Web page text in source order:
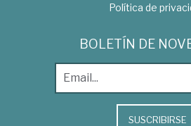
Política de
BOLETÍN DE
SUSCRIBIRSE